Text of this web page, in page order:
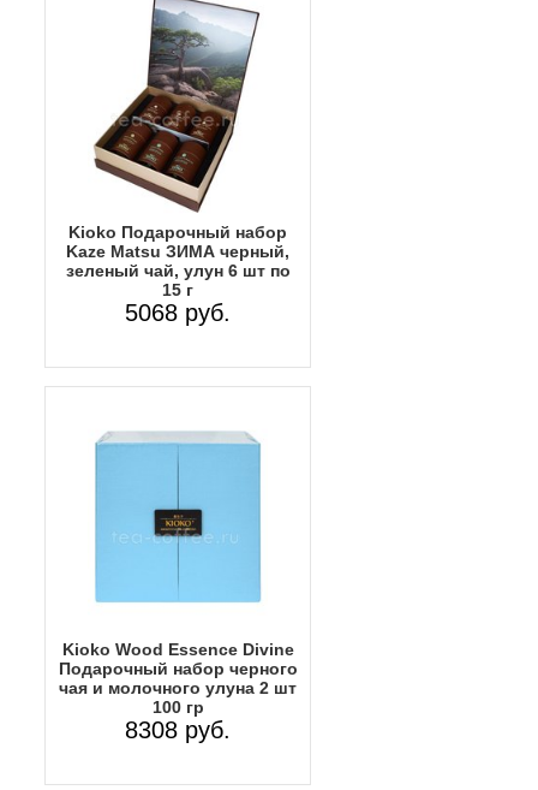
Kioko Подарочный набор
Kaze Matsu ЗИМА черный,
зеленый чай, улун 6 шт по
15 г
5068 руб.
Kioko Wood Essence Divine
Подарочный набор черного
чая и молочного улуна 2 шт
100 гр
8308 руб.